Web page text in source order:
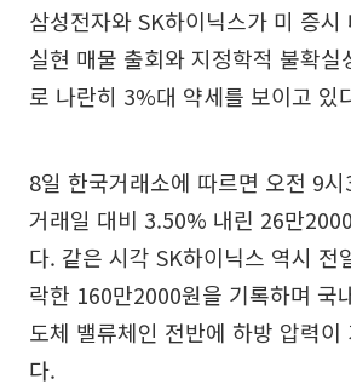
삼성전자와 SK하이닉스가 미 증시
실현 매물 출회와 지정학적 불확실
로 나란히 3%대 약세를 보이고 있
8일 한국거래소에 따르면 오전 9
거래일 대비 3.50% 내린 26만
다. 같은 시각 SK하이닉스 역시
락한 160만2000원을 기록하며 국
도체 밸류체인 전반에 하방 압력이
다.